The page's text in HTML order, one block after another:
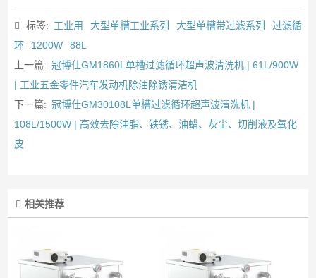
标签: 工业用 大型单槽工业系列 大型单槽带过滤系列
过滤循
环
1200W
88L
上一篇: 冠博仕GM1860L单槽过滤循环超声波清洗机 | 61L/900W
| 工业五金零件汽车发动机除油除锈清洁机
下一篇: 冠博仕GM30108L单槽过滤循环超声波清洗机 |
108L/1500W | 高效去除油脂、铁锈、油蜡、灰尘、切削液及氧化
皮
相关推荐